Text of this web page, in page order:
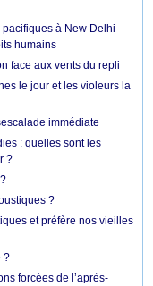
pacifiques à New Delhi
humains
face aux vents du repli
le jour et les violeurs la
immédiate
: quelles sont les
?
?
et préfère nos vieilles
?
forcées de l’après-